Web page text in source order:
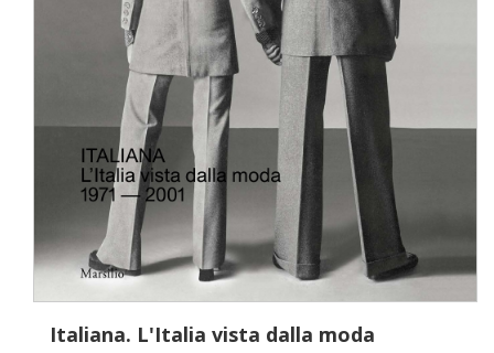
Italiana. L'Italia vista dalla moda